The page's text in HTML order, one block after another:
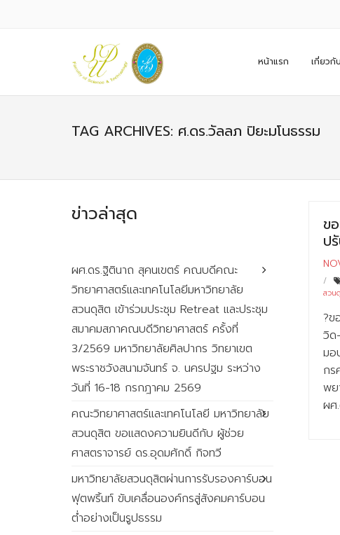
หน้าแรก เกี่ยวกั
TAG ARCHIVES: ศ.ดร.วัลลภ ปิยะมโนธรรม
ข
ป
สวน
?ข
วิด
มอ
กร
พย
ผศ
ข่าวล่าสุด
ผศ.ดร.ฐิตินาถ สุคนเขตร์ คณบดีคณะ
วิทยาศาสตร์และเทคโนโลยีมหาวิทยาลัย
สวนดุสิต เข้าร่วมประชุม Retreat และประชุม
สมาคมสภาคณบดีวิทยาศาสตร์ ครั้งที่
3/2569 มหาวิทยาลัยศิลปากร วิทยาเขต
พระราชวังสนามจันทร์ จ. นครปฐม ระหว่าง
วันที่ 16-18 กรกฎาคม 2569
คณะวิทยาศาสตร์และเทคโนโลยี มหาวิทยาลัย
สวนดุสิต ขอแสดงความยินดีกับ ผู้ช่วย
ศาสตราจารย์ ดร.อุดมศักดิ์ กิจทวี
มหาวิทยาลัยสวนดุสิตผ่านการรับรองคาร์บอน
ฟุตพริ้นท์ ขับเคลื่อนองค์กรสู่สังคมคาร์บอน
ต่ำอย่างเป็นรูปธรรม